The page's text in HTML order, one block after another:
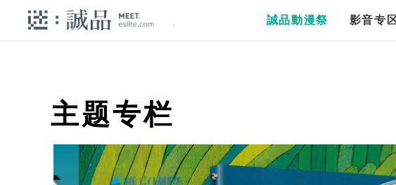
誠品動漫祭 影音专
主题专栏